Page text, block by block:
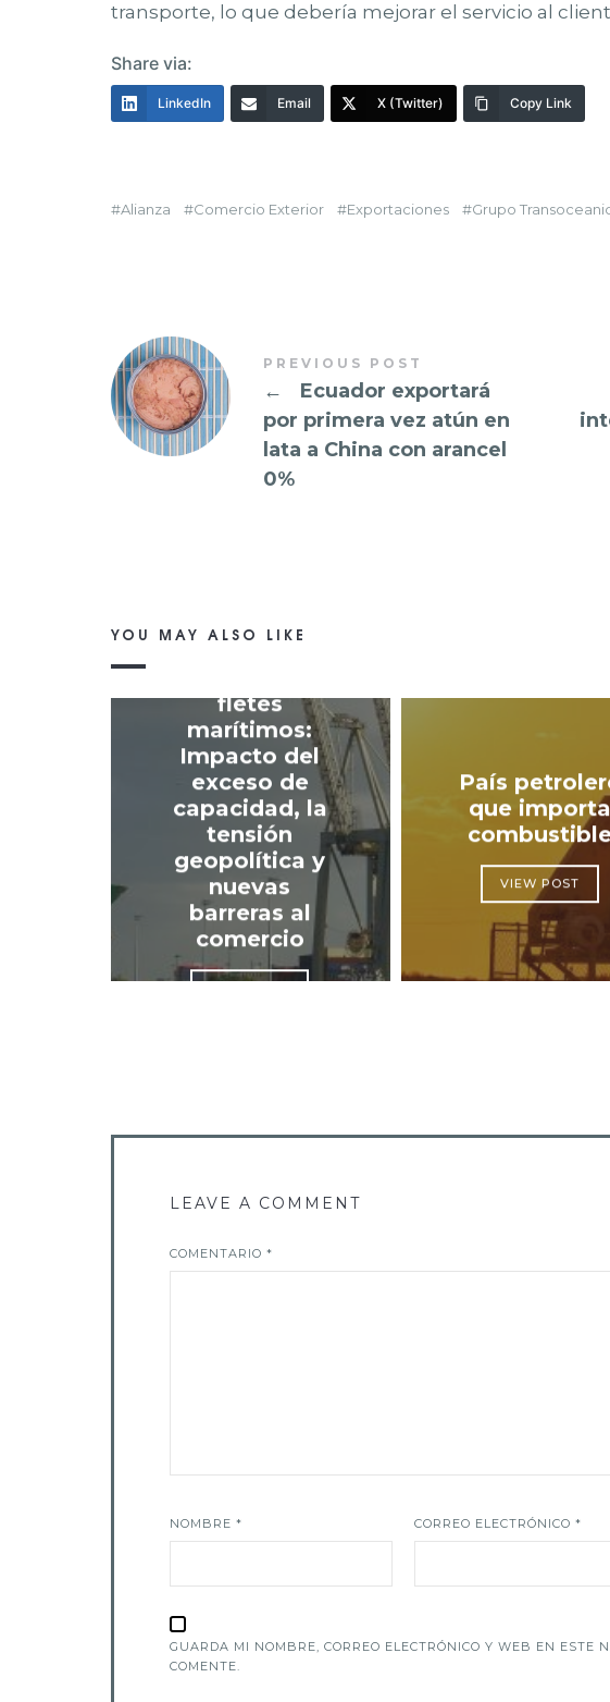
transporte, lo que debería mejorar el servicio al
Share via:
LinkedIn Email X (Twitter) Copy Link
Alianza Comercio Exterior Exportaciones Grupo
PREVIOUS POST
←
Ecuador exportará
por primera vez atún en
lata a China con arancel
0%
YOU MAY ALSO LIKE
fletes
marítimos:
Impacto del
exceso de
capacidad, la
tensión
geopolítica y
nuevas
barreras al
comercio
País
que importa
VIEW POST
LEAVE A COMMENT
COMENTARIO *
NOMBRE * CORREO ELECTRÓNICO*
GUARDA MI NOMBRE, CORREO ELECTRÓNICO Y WEB EN ESTE
COMENTE.